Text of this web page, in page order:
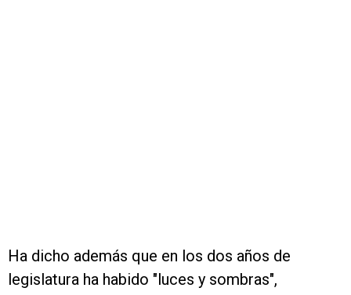
Ha dicho además que en los dos años de
legislatura ha habido "luces y sombras",